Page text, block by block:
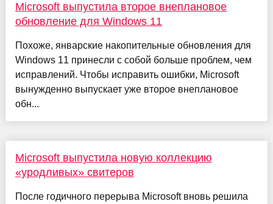
Microsoft выпустила второе внеплановое
обновление для Windows 11
Похоже, январские накопительные обновления для
Windows 11 принесли с собой больше проблем, чем
исправлений. Чтобы исправить ошибки, Microsoft
вынужденно выпускает уже второе внеплановое
обн...
Microsoft выпустила новую коллекцию
«уродливых» свитеров
После годичного перерыва Microsoft вновь решила